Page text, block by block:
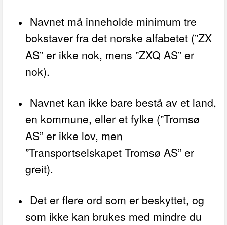
Navnet må inneholde minimum tre
bokstaver fra det norske alfabetet (”ZX
AS” er ikke nok, mens ”ZXQ AS” er
nok).
Navnet kan ikke bare bestå av et land,
en kommune, eller et fylke (”Tromsø
AS” er ikke lov, men
”Transportselskapet Tromsø AS” er
greit).
Det er flere ord som er beskyttet, og
som ikke kan brukes med mindre du